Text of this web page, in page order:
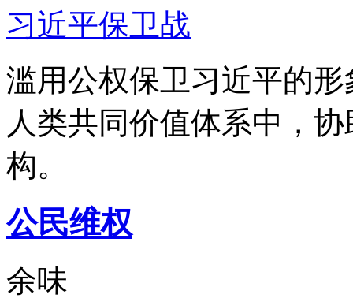
习近平保卫战
滥用公权保卫习近平的
人类共同价值体系中，
构。
公民维权
余味